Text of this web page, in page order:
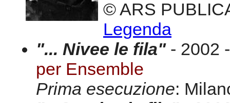
© ARS
Legenda
"... Nivee le fila"- 2002
per Ensemble
Prima esecuzione: